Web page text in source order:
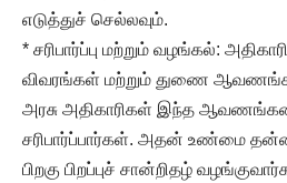
எடுத்துச் செல்லவும்.
* சரிபார்ப்பு மற்றும் வழங்கல்:
விவரங்கள் மற்றும் துணை
அரசு அதிகாரிகள் இந்த
சரிபார்ப்பார்கள். அதன் உண்மை
பிறகு பிறப்புச் சான்றிதழ்